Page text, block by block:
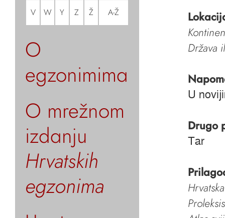
V W Y Z Ž A-Ž
O
egzonimima
O mrežnom
izdanju
Hrvatskih
egzonima
Država
U
Drugo
Tar